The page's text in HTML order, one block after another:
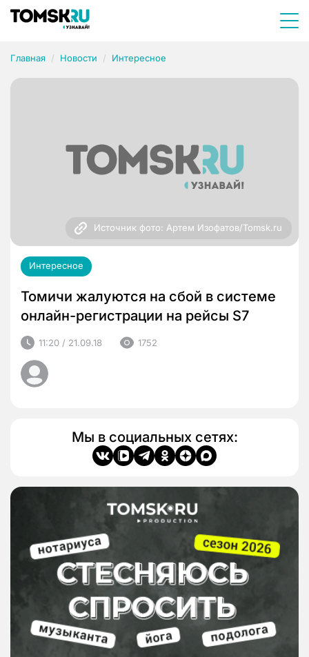
Главная Новости Интересное
Источник фото: Артем Изофатов/Tomsk.ru
Интересное
Томичи жалуются на сбой в системе
онлайн-регистрации на рейсы S7
11:20 / 21.09.18 1752
Мы в социальных сетях: